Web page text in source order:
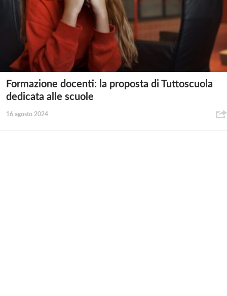
Formazione docenti: la proposta di Tuttoscuola
dedicata alle scuole
16 agosto 2024